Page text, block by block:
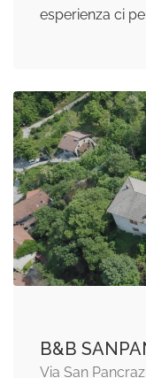
esperienza ci
B&B
Via San